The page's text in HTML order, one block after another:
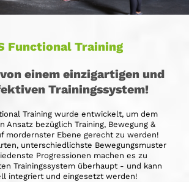
Functional Training
einem einzigartigen und
Trainingssystem!
Training wurde entwickelt, um dem
Ansatz bezüglich Training, Bewegung &
mordernster Ebene gerecht zu werden!
unterschiedlichste Bewegungsmuster
Progressionen machen es zu
Trainingssystem überhaupt - und kann
integriert und eingesetzt werden!